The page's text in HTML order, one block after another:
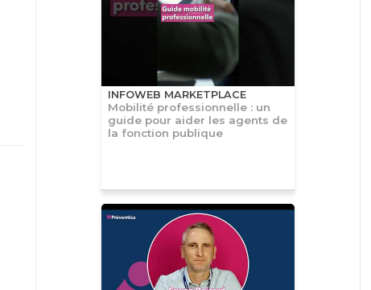
INFOWEB MARKETPLACE
Mobilité professionnelle : un
guide pour aider les agents de
la fonction publique